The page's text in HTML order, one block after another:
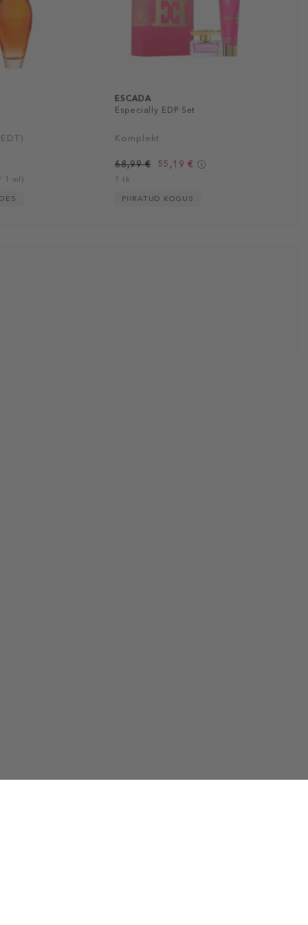
1 ml)
ESCADA
Especially EDP Set
Komplekt
68,99 € 55,19 €
1 tk
PIIRATUD KOGUS